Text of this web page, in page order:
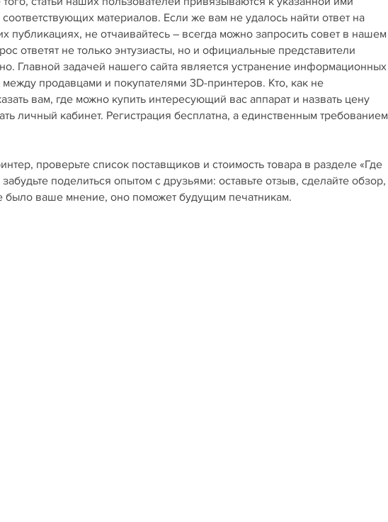
материалов. Если же вам не удалось найти ответ на
не отчаивайтесь – всегда можно запросить совет в нашем
ответят не только энтузиасты, но и официальные представители
Главной задачей нашего сайта является устранение информационных
продавцами и покупателями 3D-принтеров. Кто, как не
вам, где можно купить интересующий вас аппарат и назвать цену
личный кабинет. Регистрация бесплатна, а единственным требованием
проверьте список поставщиков и стоимость товара в разделе «Где
поделиться опытом с друзьями: оставьте отзыв, сделайте обзор,
было ваше мнение, оно поможет будущим печатникам.